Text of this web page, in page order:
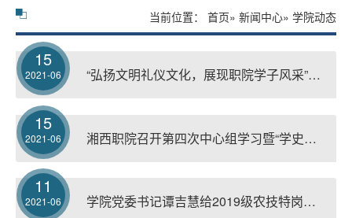
当前位置： 首页» 新闻中心» 学院动态
15
2021-06 “弘扬文明礼仪文化，展现职院学子风采”之湘西职院第二届文明礼仪大赛
15
2021-06 湘西职院召开第四次中心组学习暨“学史力行”专题学习研讨
11
2021-06 学院党委书记谭吉慧给2019级农技特岗班上形势与政策课